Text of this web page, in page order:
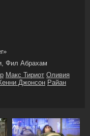
Фил Абрахам
Макс Тириот Оливия
Джонсон Райан